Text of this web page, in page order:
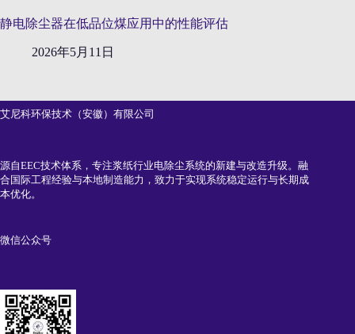
静电除尘器在低品位煤应用中的性能评估
2026年5月11日
艾尼科环保技术（安徽）有限公司
源自EEC技术体系，专注浆纸行业电除尘系统的新建与改造升级。融
合国际工程经验与本地制造能力，致力于实现系统稳定运行与长期成
本优化。
微信公众号